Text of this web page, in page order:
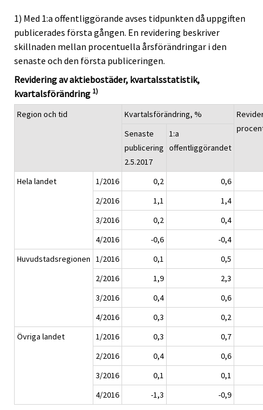
1) Med 1:a offentliggörande avses tidpunkten då uppgiften
publicerades första gången. En revidering beskriver
skillnaden mellan procentuella årsförändringar i den
senaste och den första publiceringen.
Revidering av aktiebostäder, kvartalsstatistik,
kvartalsförändring 1)
Region och tid Kvartalsförändring, %
Senaste
publicering
2.5.2017
1:a
offentliggörandet
Hela landet 1/2016 0,2
0,6
2/2016
1,1
1,4
3/2016
0,2
0,4
4/2016
-0,6
-0,4
Huvudstadsregionen 1/2016 0,1
0,5
2/2016
1,9
2,3
3/2016
0,4
0,6
4/2016
0,3
0,2
Övriga landet
1/2016 0,3
0,7
2/2016
0,4
0,6
3/2016
0,1
0,1
4/2016
-1,3 -0,9